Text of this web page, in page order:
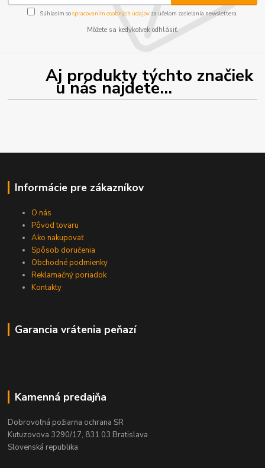
Súhlasím sospracovaním osobných údajov za účelom zasielania newslettera.
Môžete sa kedykoľvek odhlásiť.
Aj produkty týchto značiek
u nás najdete...
Informácie pre zákazníkov
O nás
Pôvod tovaru
Ako nakupovať
Spôsob doručenia
Obchodné podmienky
Reklamačný poriadok
Kontakty
Garancia vrátenia peňazí
Kamenná predajňa
Dobrovoľná požiarna ochrana SR
Kutuzovova 3290/17, 831 03 Bratislava
Slovenská republika